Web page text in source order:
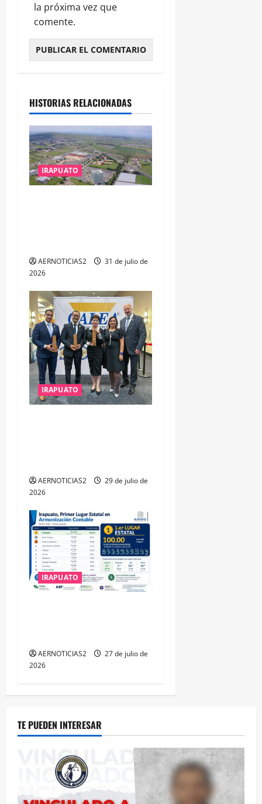
la próxima vez que
comente.
HISTORIAS RELACIONADAS
IRAPUATO
AERNOTICIAS2
31 de julio de
2026
IRAPUATO
AERNOTICIAS2
29 de julio de
2026
IRAPUATO
AERNOTICIAS2
27 de julio de
2026
TE PUEDEN INTERESAR